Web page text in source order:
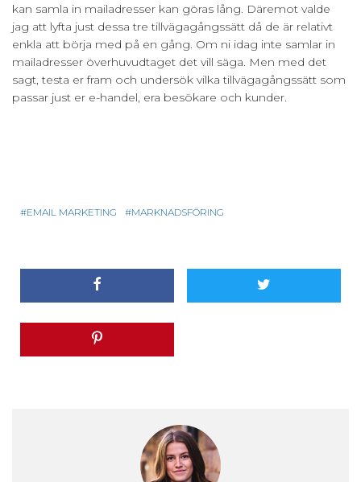
kan samla in mailadresser kan göras lång. Däremot valde
jag att lyfta just dessa tre tillvägagångssätt då de är relativt
enkla att börja med på en gång. Om ni idag inte samlar in
mailadresser överhuvudtaget det vill säga. Men med det
sagt, testa er fram och undersök vilka tillvägagångssätt som
passar just er e-handel, era besökare och kunder.
EMAIL MARKETING MARKNADSFÖRING